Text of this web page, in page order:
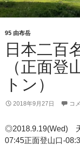
95 由布岳
日本二百
（正面登
トン）
2018年9月27日 コ
◎2018.9.19(Wed)
07:45正面登山口-